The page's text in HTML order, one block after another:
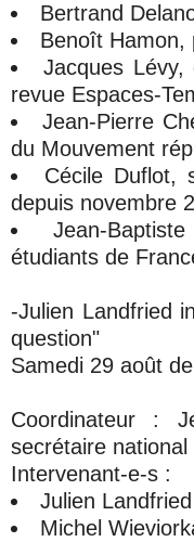
Bertrand
Benoît Hamon,
Jacques
revue Espaces-
Jean-Pierre
du Mouvement
Cécile Duflot,
depuis novembre
Jean-
étudiants de
-Julien Landfried
question"
Samedi 29 août
Coordinateur :
secrétaire
Intervenant-e-s :
Julien
Michel